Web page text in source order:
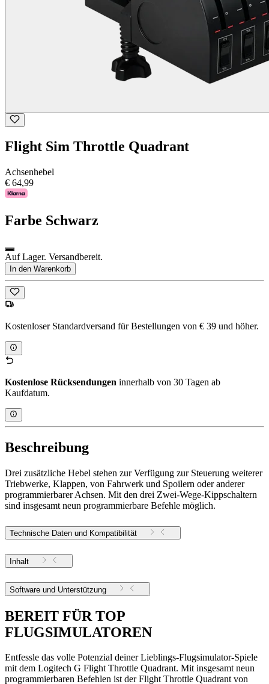
Flight Sim Throttle Quadrant
Achsenhebel
€ 64,99
Farbe Schwarz
Auf Lager. Versandbereit.
In den Warenkorb
Kostenloser Standardversand für Bestellungen von € 39 und höher.
Kostenlose Rücksendungen innerhalb von 30 Tagen ab
Kaufdatum.
Beschreibung
Drei zusätzliche Hebel stehen zur Verfügung zur Steuerung weiterer
Triebwerke, Klappen, von Fahrwerk und Spoilern oder anderer
programmierbarer Achsen. Mit den drei Zwei-Wege-Kippschaltern
sind insgesamt neun programmierbare Befehle möglich.
Technische Daten und Kompatibilität
Inhalt
Software und Unterstützung
BEREIT FÜR TOP
FLUGSIMULATOREN
Entfessle das volle Potenzial deiner Lieblings-Flugsimulator-Spiele
mit dem Logitech G Flight Throttle Quadrant. Mit insgesamt neun
programmierbaren Befehlen ist der Flight Throttle Quadrant von